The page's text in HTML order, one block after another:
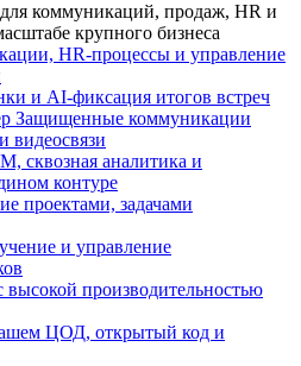
коммуникаций, продаж, HR и
крупного бизнеса
HR-процессы и управление
и AI-фиксация итогов встреч
Защищенные коммуникации
видеосвязи
сквозная аналитика и
контуре
проектами, задачами
и управление
высокой производительностью
ЦОД, открытый код и